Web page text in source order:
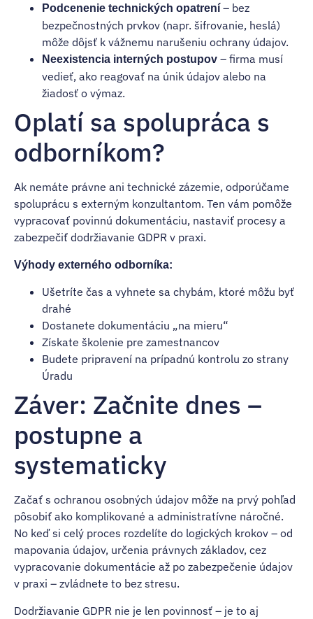
Podcenenie technických opatrení– bez
bezpečnostných prvkov (napr. šifrovanie, heslá)
môže dôjsť k vážnemu narušeniu ochrany údajov.
Neexistencia interných postupov – firma musí
vedieť, ako reagovať na únik údajov alebo na
žiadosť o výmaz.
Oplatí sa spolupráca s
odborníkom?
Ak nemáte právne ani technické zázemie, odporúčame
spoluprácu s externým konzultantom. Ten vám pomôže
vypracovať povinnú dokumentáciu, nastaviť procesy a
zabezpečiť dodržiavanie GDPR v praxi.
Výhody externého odborníka:
Ušetríte čas a vyhnete sa chybám, ktoré môžu byť
drahé
Dostanete dokumentáciu „na mieru“
Získate školenie pre zamestnancov
Budete pripravení na prípadnú kontrolu zo strany
Úradu
Záver: Začnite dnes –
postupne a
systematicky
Začať s ochranou osobných údajov môže na prvý pohľad
pôsobiť ako komplikované a administratívne náročné.
No keď si celý proces rozdelíte do logických krokov – od
mapovania údajov, určenia právnych základov, cez
vypracovanie dokumentácie až po zabezpečenie údajov
v praxi – zvládnete to bez stresu.
Dodržiavanie GDPR nie je len povinnosť – je to aj